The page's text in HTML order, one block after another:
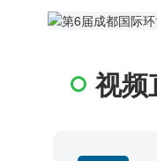
视频